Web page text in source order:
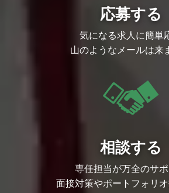
UXリサーチチームのマネジメ
よびメンバーのスキル育成
全社的なUXD/HCDプロセスの
このポジションの魅力
大規模サービスへのダイレク
リサーチを担当し、自身の仕事
ザー体験を変えたかを実感でき
ハイブリッドなスキル習得：
専門性に加え、GA4や
市場価値の高いリサーチャー
幅広いリサーチ領域： 既存サ
改善から、新規事業の0→1フ
ける受容性検証、音声コンテン
査など、多岐にわたるリサー
応募する
気になる求人に簡単
山のようなメールは来
相談する
専任担当が万全のサ
面接対策やポートフォリ